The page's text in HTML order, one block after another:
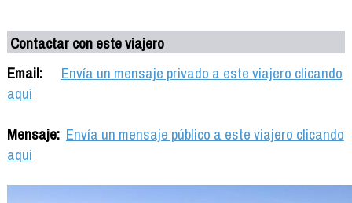
Contactar con este viajero
Email:
Envía un mensaje privado a este viajero clicando
aquí
Mensaje: Envía un mensaje público a este viajero clicando
aquí